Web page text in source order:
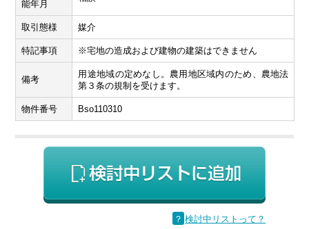
能年月
取引態様 媒介
特記事項 ※宅地の造成および建物の建築はできません
備考
用途地域の定めなし。農用地区域内のため、農地法
第３条の規制を受けます。
物件番号 Bso110310
？ 検討中リストって？